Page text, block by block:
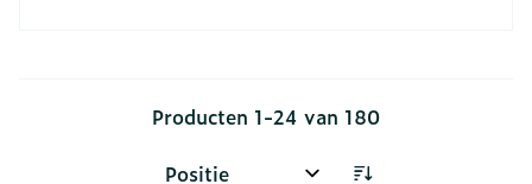
Producten 1-24 van 180